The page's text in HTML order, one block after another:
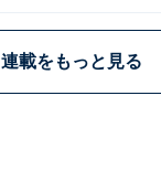
連載をもっと見る